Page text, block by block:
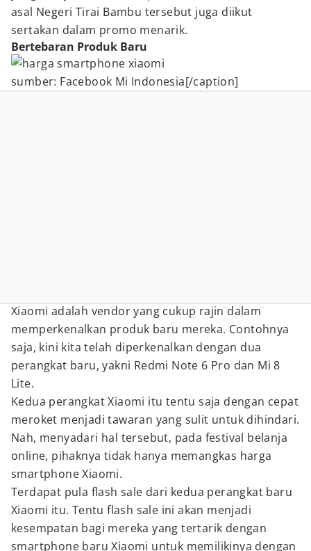
asal Negeri Tirai Bambu tersebut juga diikut
sertakan dalam promo menarik.
Bertebaran Produk Baru
sumber: Facebook Mi Indonesia[/caption]
Xiaomi adalah vendor yang cukup rajin dalam
memperkenalkan produk baru mereka. Contohnya
saja, kini kita telah diperkenalkan dengan dua
perangkat baru, yakni Redmi Note 6 Pro dan Mi 8
Lite.
Kedua perangkat Xiaomi itu tentu saja dengan cepat
meroket menjadi tawaran yang sulit untuk dihindari.
Nah, menyadari hal tersebut, pada festival belanja
online, pihaknya tidak hanya memangkas harga
smartphone Xiaomi.
Terdapat pula flash sale dari kedua perangkat baru
Xiaomi itu. Tentu flash sale ini akan menjadi
kesempatan bagi mereka yang tertarik dengan
smartphone baru Xiaomi untuk memilikinya dengan